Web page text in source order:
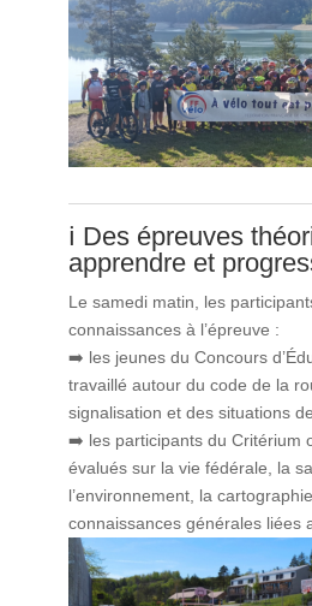
‍ℹ️ ️Des épreuves
apprendre et
Le samedi matin, les
connaissances à l’épreuve :
➡️ les jeunes du Concours
travaillé autour du code de la
signalisation et des situations
➡️ ️les participants du Critérium
évalués sur la vie fédérale, la
l’environnement, la
connaissances générales liées